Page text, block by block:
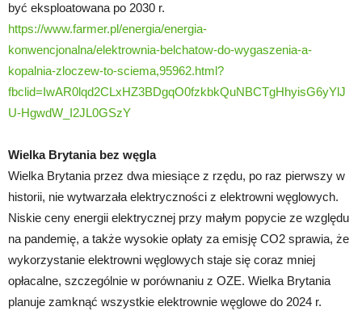
być eksploatowana po 2030 r.
https://www.farmer.pl/energia/energia-
konwencjonalna/elektrownia-belchatow-do-wygaszenia-a-
kopalnia-zloczew-to-sciema,95962.html?
fbclid=IwAR0lqd2CLxHZ3BDgqO0fzkbkQuNBCTgHhyisG6yYlJ
U-HgwdW_I2JL0GSzY
Wielka Brytania bez węgla
Wielka Brytania przez dwa miesiące z rzędu, po raz pierwszy w
historii, nie wytwarzała elektryczności z elektrowni węglowych.
Niskie ceny energii elektrycznej przy małym popycie ze względu
na pandemię, a także wysokie opłaty za emisję CO2 sprawia, że
wykorzystanie elektrowni węglowych staje się coraz mniej
opłacalne, szczególnie w porównaniu z OZE. Wielka Brytania
planuje zamknąć wszystkie elektrownie węglowe do 2024 r.